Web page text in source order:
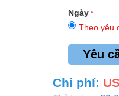
Ngày
Theo yêu
Yêu
Chi phí: